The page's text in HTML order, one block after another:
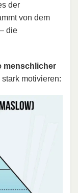
der
von dem
die
menschlicher
motivieren: